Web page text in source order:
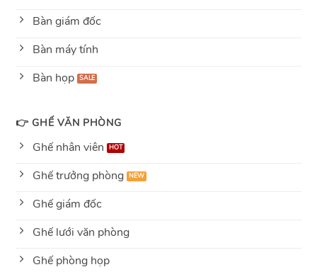
Bàn giám đốc
Bàn máy tính
Bàn họp
👉 GHẾ VĂN PHÒNG
Ghế nhân viên
Ghế trưởng phòng
Ghế giám đốc
Ghế lưới văn phòng
Ghế phòng họp